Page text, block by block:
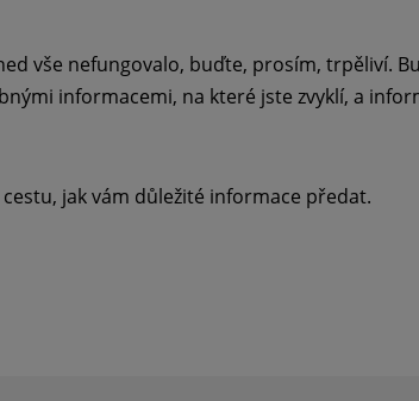
vše nefungovalo, buďte, prosím, trpěliví.
informacemi, na které jste zvyklí, a
jak vám důležité informace předat.